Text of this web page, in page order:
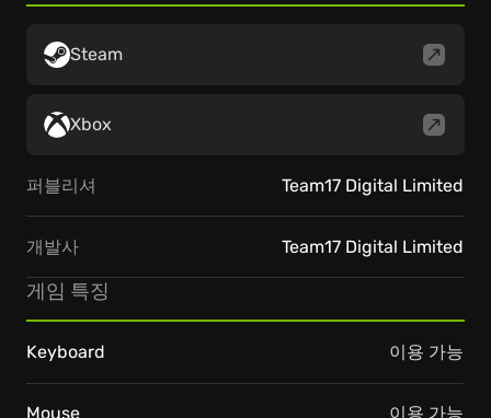
Steam
Xbox
퍼블리셔 Team17 Digital Limited
개발사 Team17 Digital Limited
게임 특징
Keyboard 이용 가능
Mouse 이용 가능